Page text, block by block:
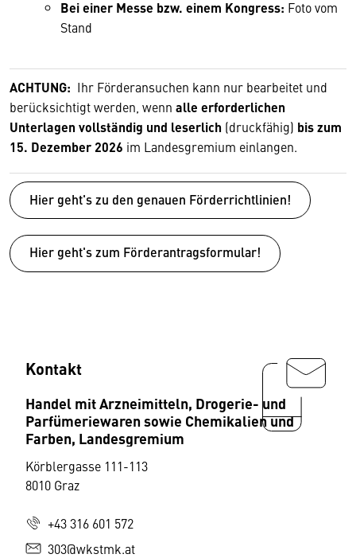
Bei einer Messe bzw. einem Kongress: Foto vom
Stand
ACHTUNG: Ihr Förderansuchen kann nur bearbeitet und
berücksichtigt werden, wenn alle erforderlichen
Unterlagen vollständig und leserlich (druckfähig) bis zum
15. Dezember 2026 im Landesgremium einlangen.
Hier geht's zu den genauen Förderrichtlinien!
Hier geht's zum Förderantragsformular!
Kontakt
Handel mit Arzneimitteln, Drogerie- und
Parfümeriewaren sowie Chemikalien und
Farben, Landesgremium
Körblergasse 111-113
8010 Graz
+43 316 601 572
303@wkstmk.at